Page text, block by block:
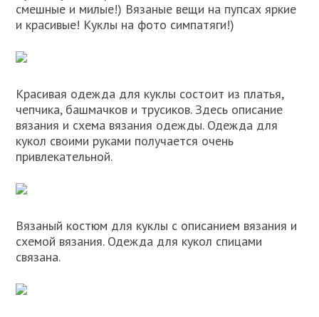
смешные и милые!) Вязаные вещи на пупсах яркие
и красивые! Куклы на фото симпатяги!)
Красивая одежда для куклы состоит из платья,
чепчика, башмачков и трусиков. Здесь описание
вязания и схема вязания одежды. Одежда для
кукол своими руками получается очень
привлекательной.
Вязаный костюм для куклы с описанием вязания и
схемой вязания. Одежда для кукол спицами
связана.